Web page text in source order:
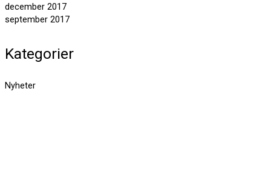
december 2017
september 2017
Kategorier
Nyheter